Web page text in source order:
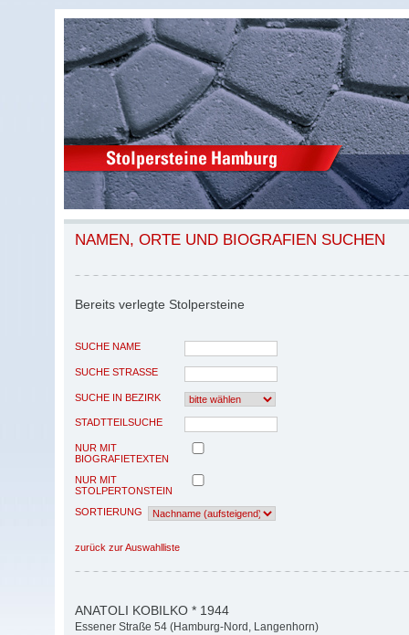
NAMEN, ORTE UND BIOGRAFIEN SUCHEN
Bereits verlegte Stolpersteine
SUCHE NAME
SUCHE STRASSE
SUCHE IN BEZIRK
STADTTEILSUCHE
NUR MIT
BIOGRAFIETEXTEN
NUR MIT
STOLPERTONSTEIN
SORTIERUNG
zurück zur Auswahlliste
ANATOLI KOBILKO * 1944
Essener Straße 54 (Hamburg-Nord, Langenhorn)